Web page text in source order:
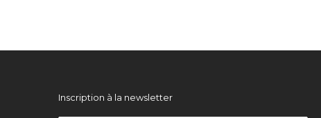
Inscription à la newsletter